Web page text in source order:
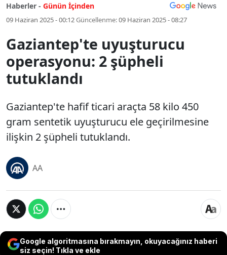
Haberler - Günün İçinden
09 Haziran 2025 - 00:12Güncellenme:09 Haziran 2025 - 08:27
Gaziantep'te uyuşturucu
operasyonu: 2 şüpheli
tutuklandı
Gaziantep'te hafif ticari araçta 58 kilo 450
gram sentetik uyuşturucu ele geçirilmesine
ilişkin 2 şüpheli tutuklandı.
AA
Google algoritmasına bırakmayın, okuyacağınız haberi
siz seçin! Tıkla ve ekle